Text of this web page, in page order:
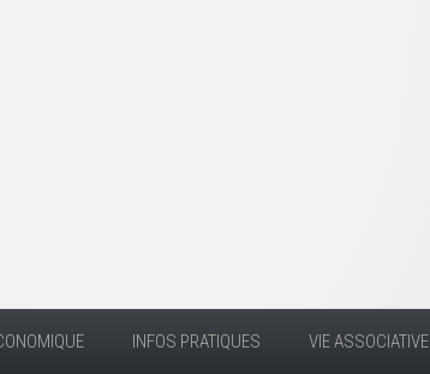
INFOS PRATIQUES VIE ASSOCIATIVE